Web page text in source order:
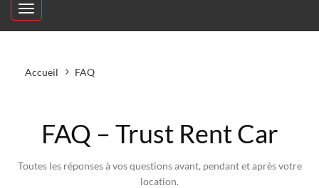
Toggle
navigation
Accueil FAQ
FAQ – Trust Rent Car
Toutes les réponses à vos questions avant, pendant et après votre
location.